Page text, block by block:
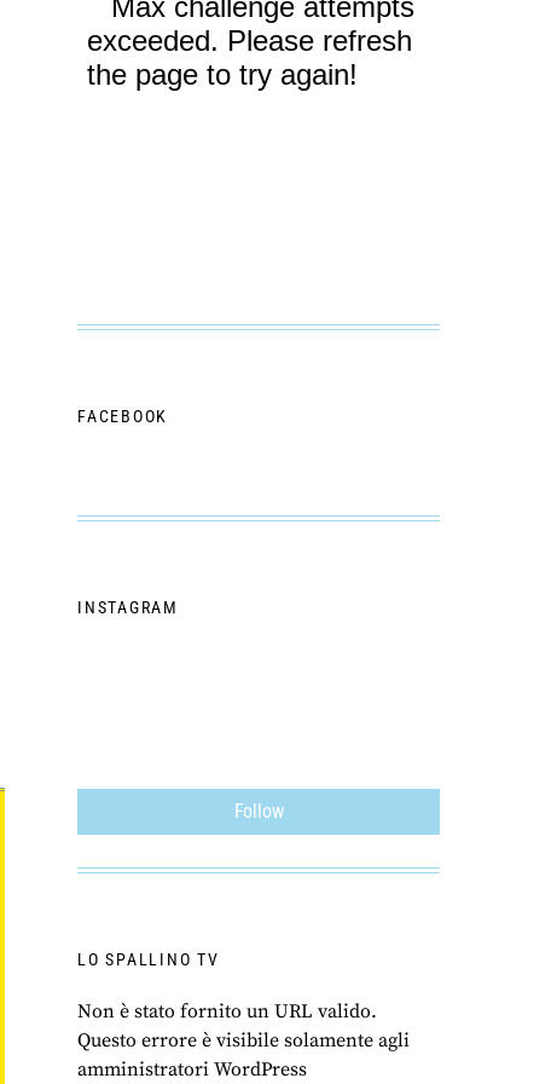
FACEBOOK
INSTAGRAM
Follow
LO SPALLINO TV
Non è stato fornito un URL valido.
Questo errore è visibile solamente agli
amministratori WordPress